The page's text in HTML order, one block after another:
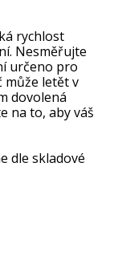
rychlost
Nesměřujte
určeno pro
letět v
dovolená
na to, aby váš
dle skladové